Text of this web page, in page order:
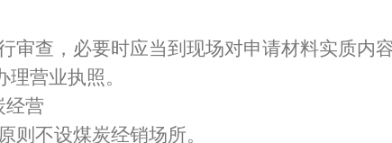
审查，必要时应当到现场对申请材料实质内
营业执照。
经营
则不设煤炭经销场所。